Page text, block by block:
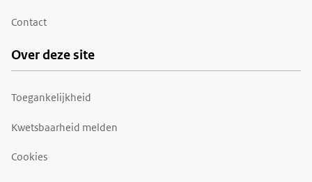
Contact
Over deze site
Toegankelijkheid
Kwetsbaarheid melden
Cookies